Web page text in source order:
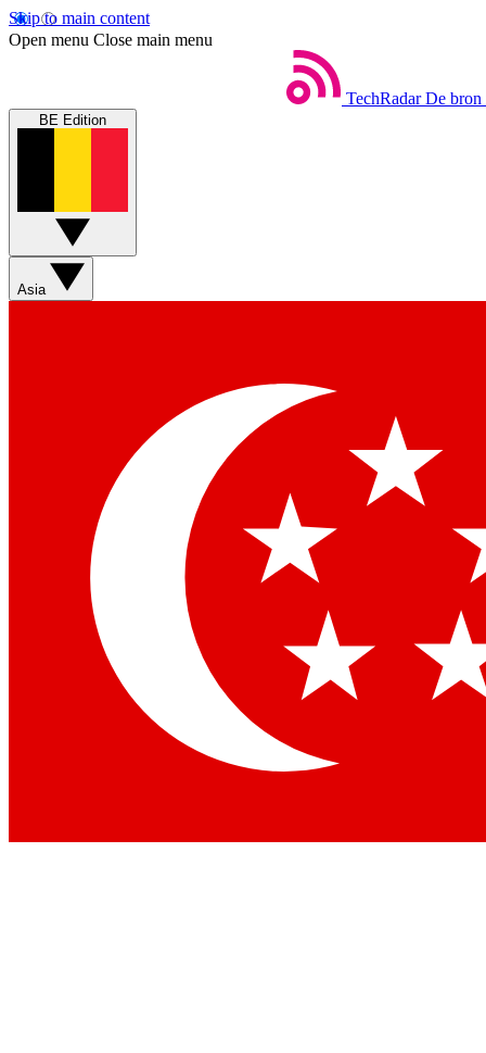
Skip to main content
Open menu Close main menu
TechRadar De bron
BE Edition
Asia